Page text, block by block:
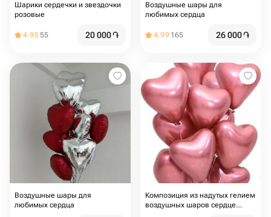
Шарики сердечки и звездочки
розовые
4.9555 20 000֏
Воздушные шары для
любимых сердца
4.99 165 26 000֏
Воздушные шары для
любимых сердца
Композиция из надутых гелием
воздушных шаров сердце